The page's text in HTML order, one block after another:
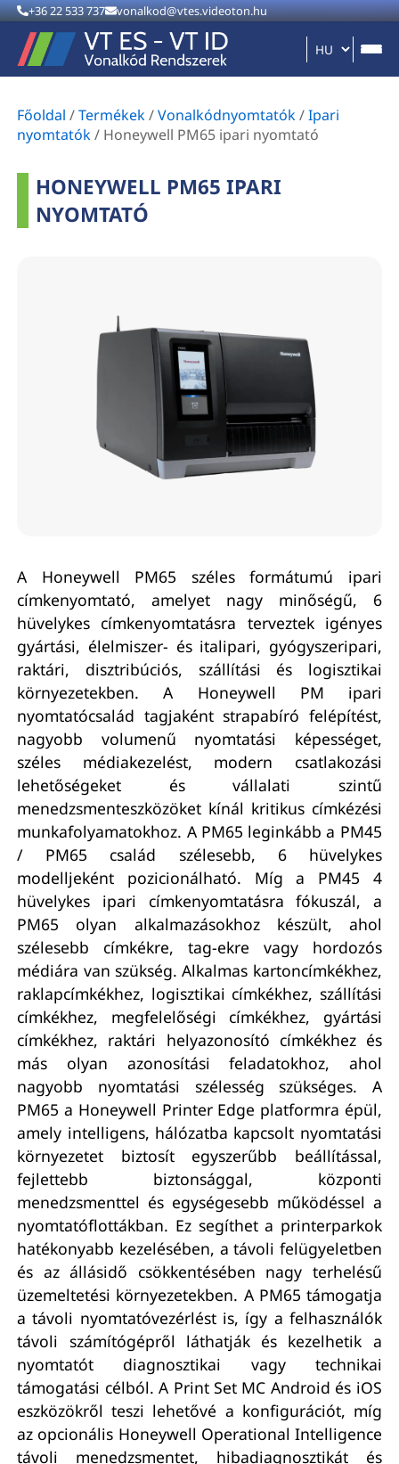
+36 22 533 737 vonalkod@vtes.videoton.hu
Főoldal /Termékek/Vonalkódnyomtatók/Ipari
nyomtatók/ Honeywell PM65 ipari nyomtató
HONEYWELL PM65 IPARI
NYOMTATÓ
A Honeywell PM65 széles formátumú ipari
címkenyomtató, amelyet nagy minőségű, 6
hüvelykes címkenyomtatásra terveztek igényes
gyártási, élelmiszer- és italipari, gyógyszeripari,
raktári, disztribúciós, szállítási és logisztikai
környezetekben. A Honeywell PM ipari
nyomtatócsalád tagjaként strapabíró felépítést,
nagyobb volumenű nyomtatási képességet,
széles médiakezelést, modern csatlakozási
lehetőségeket és vállalati szintű
menedzsmenteszközöket kínál kritikus címkézési
munkafolyamatokhoz. A PM65 leginkább a PM45
/ PM65 család szélesebb, 6 hüvelykes
modelljeként pozicionálható. Míg a PM45 4
hüvelykes ipari címkenyomtatásra fókuszál, a
PM65 olyan alkalmazásokhoz készült, ahol
szélesebb címkékre, tag-ekre vagy hordozós
médiára van szükség. Alkalmas kartoncímkékhez,
raklapcímkékhez, logisztikai címkékhez, szállítási
címkékhez, megfelelőségi címkékhez, gyártási
címkékhez, raktári helyazonosító címkékhez és
más olyan azonosítási feladatokhoz, ahol
nagyobb nyomtatási szélesség szükséges. A
PM65 a Honeywell Printer Edge platformra épül,
amely intelligens, hálózatba kapcsolt nyomtatási
környezetet biztosít egyszerűbb beállítással,
fejlettebb biztonsággal, központi
menedzsmenttel és egységesebb működéssel a
nyomtatóflottákban. Ez segíthet a printerparkok
hatékonyabb kezelésében, a távoli felügyeletben
és az állásidő csökkentésében nagy terhelésű
üzemeltetési környezetekben. A PM65 támogatja
a távoli nyomtatóvezérlést is, így a felhasználók
távoli számítógépről láthatják és kezelhetik a
nyomtatót diagnosztikai vagy technikai
támogatási célból. A Print Set MC Android és iOS
eszközökről teszi lehetővé a konfigurációt, míg
az opcionális Honeywell Operational Intelligence
távoli menedzsmentet, hibadiagnosztikát és